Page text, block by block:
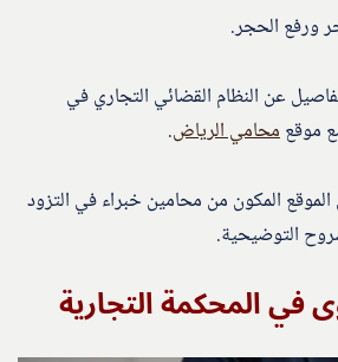
ورفع الحجر.
عن النظام القضائي التجاري في
موقعمحامي الرياض.
المكون من محامين خبراء في التزود
التوضيحية.
في المحكمة التجارية